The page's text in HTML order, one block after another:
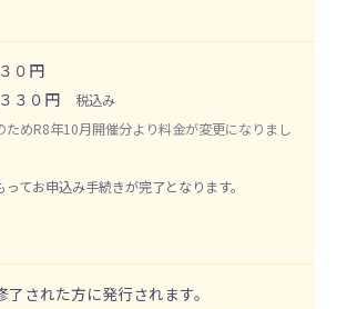
０円
３０円
税込み
ためR8年10月開催分より料金が変更になりまし
てお申込み手続きが完了となります。
された方に発行されます。